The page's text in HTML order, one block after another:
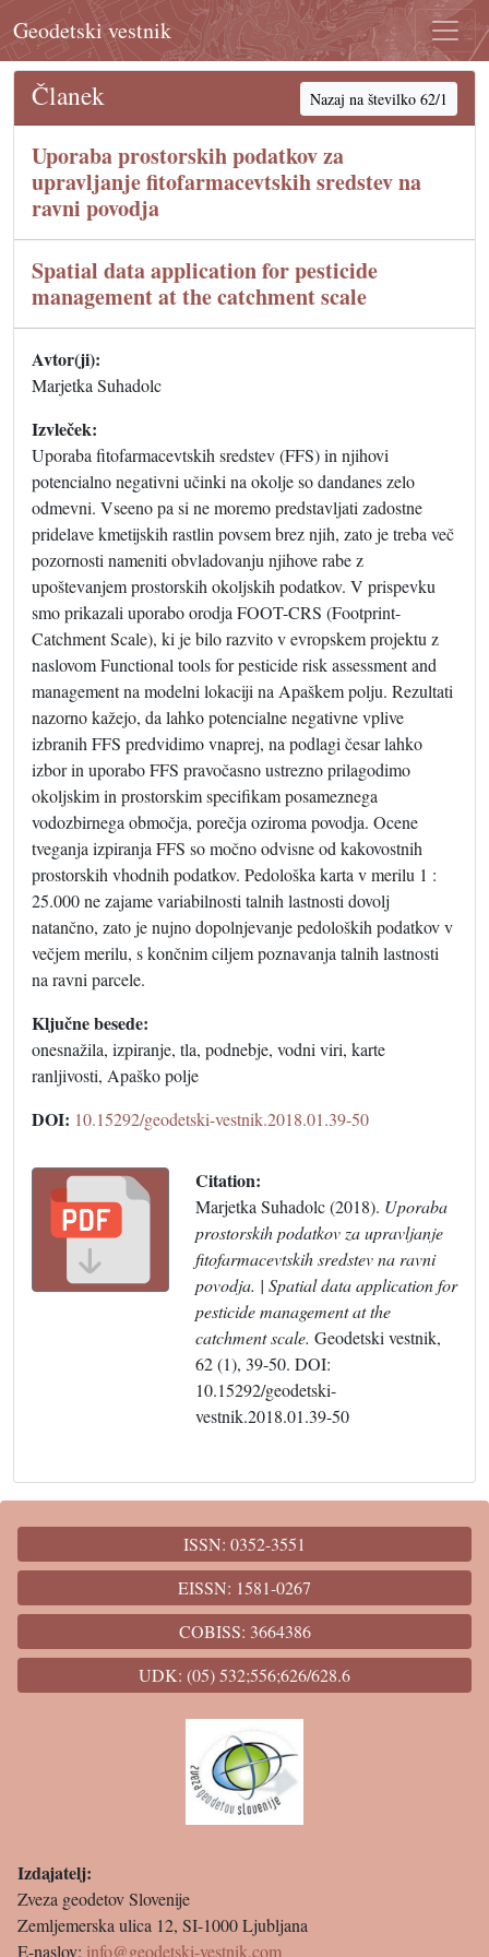
Geodetski vestnik
Članek Nazaj na številko 62/1
Uporaba prostorskih podatkov za
upravljanje fitofarmacevtskih sredstev na
ravni povodja
Spatial data application for pesticide
management at the catchment scale
Avtor(ji):
Marjetka Suhadolc
Izvleček:
Uporaba fitofarmacevtskih sredstev (FFS) in njihovi
potencialno negativni učinki na okolje so dandanes zelo
odmevni. Vseeno pa si ne moremo predstavljati zadostne
pridelave kmetijskih rastlin povsem brez njih, zato je treba več
pozornosti nameniti obvladovanju njihove rabe z
upoštevanjem prostorskih okoljskih podatkov. V prispevku
smo prikazali uporabo orodja FOOT-CRS (Footprint-
Catchment Scale), ki je bilo razvito v evropskem projektu z
naslovom Functional tools for pesticide risk assessment and
management na modelni lokaciji na Apaškem polju. Rezultati
nazorno kažejo, da lahko potencialne negativne vplive
izbranih FFS predvidimo vnaprej, na podlagi česar lahko
izbor in uporabo FFS pravočasno ustrezno prilagodimo
okoljskim in prostorskim specifikam posameznega
vodozbirnega območja, porečja oziroma povodja. Ocene
tveganja izpiranja FFS so močno odvisne od kakovostnih
prostorskih vhodnih podatkov. Pedološka karta v merilu 1 :
25.000 ne zajame variabilnosti talnih lastnosti dovolj
natančno, zato je nujno dopolnjevanje pedoloških podatkov v
večjem merilu, s končnim ciljem poznavanja talnih lastnosti
na ravni parcele.
Ključne besede:
onesnažila, izpiranje, tla, podnebje, vodni viri, karte
ranljivosti, Apaško polje
DOI: 10.15292/geodetski-vestnik.2018.01.39-50
Citation:
Marjetka Suhadolc (2018). Uporaba
prostorskih podatkov za upravljanje
fitofarmacevtskih sredstev na ravni
povodja. | Spatial data application for
pesticide management at the
catchment scale. Geodetski vestnik,
62 (1), 39-50. DOI:
10.15292/geodetski-
vestnik.2018.01.39-50
ISSN: 0352-3551
EISSN: 1581-0267
COBISS: 3664386
UDK: (05) 532;556;626/628.6
Izdajatelj:
Zveza geodetov Slovenije
Zemljemerska ulica 12, SI-1000 Ljubljana
E-naslov: info@geodetski-vestnik.com